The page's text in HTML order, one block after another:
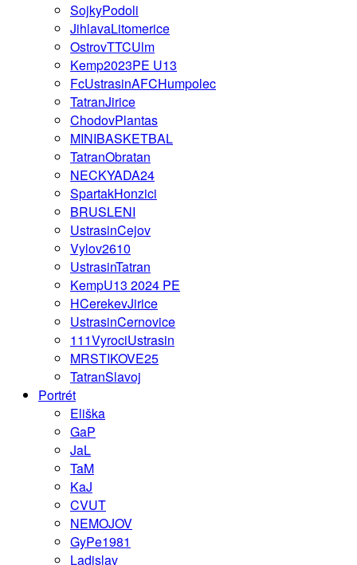
SojkyPodoli
JihlavaLitomerice
OstrovTTCUlm
Kemp2023PE U13
FcUstrasinAFCHumpolec
TatranJirice
ChodovPlantas
MINIBASKETBAL
TatranObratan
NECKYADA24
SpartakHonzici
BRUSLENI
UstrasinCejov
Vylov2610
UstrasinTatran
KempU13 2024 PE
HCerekevJirice
UstrasinCernovice
111VyrociUstrasin
MRSTIKOVE25
TatranSlavoj
Portrét
Eliška
GaP
JaL
TaM
KaJ
CVUT
NEMOJOV
GyPe1981
Ladislav